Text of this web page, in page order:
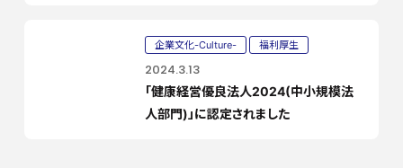
企業文化-Culture- 福利厚生
2024.3.13
「健康経営優良法人2024(中小規模法
人部門)」に認定されました